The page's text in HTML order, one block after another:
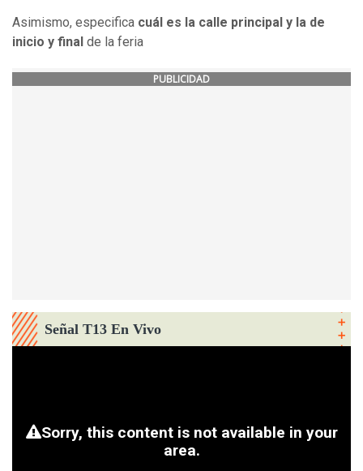
Asimismo, especifica cuál es la calle principal y la de
inicio y final de la feria
PUBLICIDAD
Señal T13 En Vivo